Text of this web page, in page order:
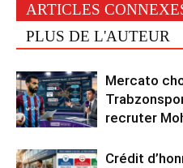
ARTICLES
PLUS DE L'AUTEUR
Mercato
recruter
Crédit